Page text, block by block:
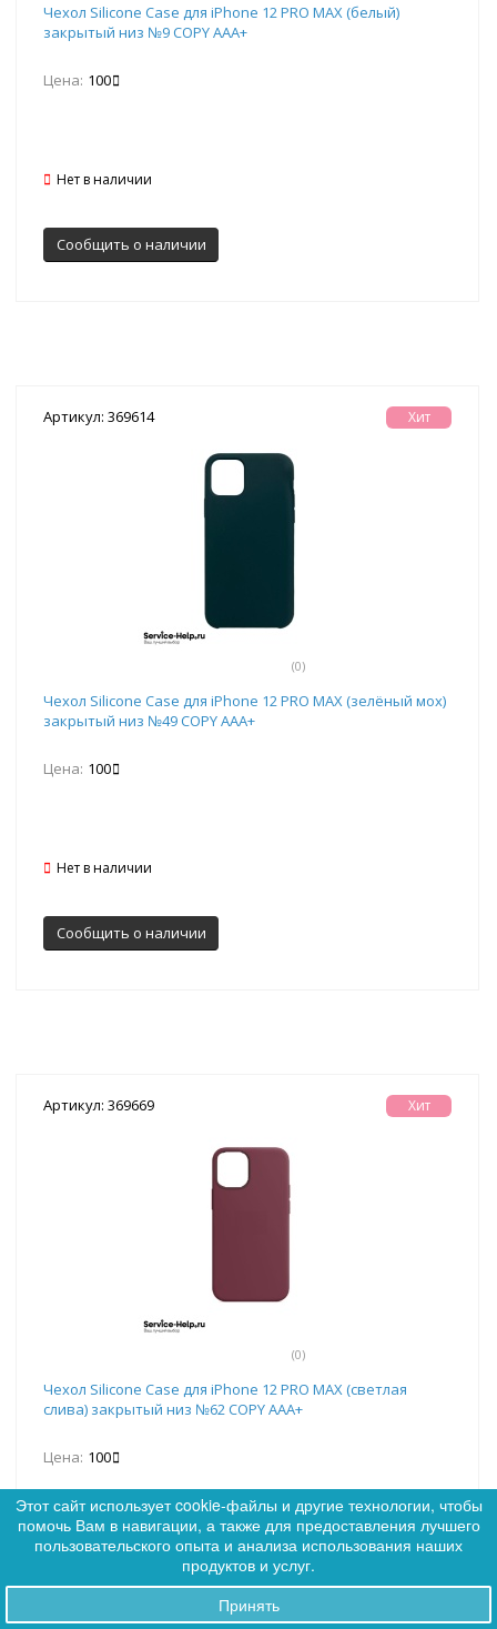
0
Чехол Silicone Case для iPhone 12 PRO MAX (белый)
закрытый низ №9 COPY AAA+
Цена: 100
Нет в наличии
Сообщить о наличии
Артикул: 369614
(0)
Хит
Чехол Silicone Case для iPhone 12 PRO MAX (зелёный мох)
закрытый низ №49 COPY AAA+
Цена: 100
Нет в наличии
Сообщить о наличии
Артикул: 369669
(0)
Хит
Чехол Silicone Case для iPhone 12 PRO MAX (светлая
слива) закрытый низ №62 COPY AAA+
Цена: 100
Нет в наличии
Сообщить о наличии
Этот сайт использует cookie-файлы и другие технологии, чтобы
помочь Вам в навигации, а также для предоставления лучшего
пользовательского опыта и анализа использования наших
продуктов и услуг.
Принять